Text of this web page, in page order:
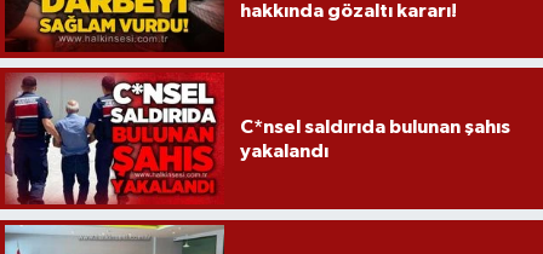
hakkında gözaltı kararı!
C*nsel saldırıda bulunan şahıs
yakalandı